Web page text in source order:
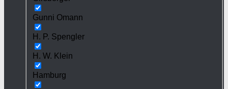
Gunni Omann
H. P. Spengler
H. W. Klein
Hamburg